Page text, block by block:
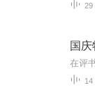
29
国庆
14